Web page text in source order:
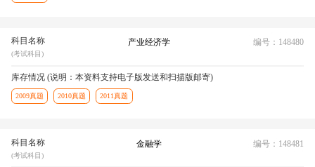
科目名称
(考试科目)
产业经济学 编号：148480
库存情况 (说明：本资料支持电子版发送和扫描版邮寄)
2009真题 2010真题 2011真题
科目名称
(考试科目)
金融学 编号：148481